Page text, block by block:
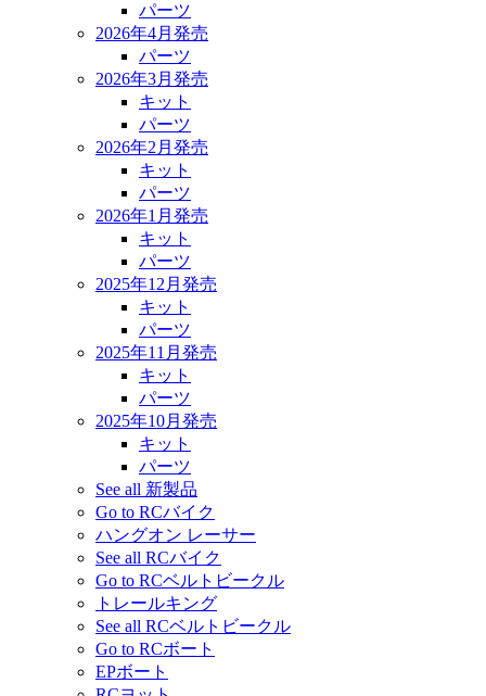
パーツ
2026年4月発売
パーツ
2026年3月発売
キット
パーツ
2026年2月発売
キット
パーツ
2026年1月発売
キット
パーツ
2025年12月発売
キット
パーツ
2025年11月発売
キット
パーツ
2025年10月発売
キット
パーツ
See all 新製品
Go to RCバイク
ハングオン レーサー
See all RCバイク
Go to RCベルトビークル
トレールキング
See all RCベルトビークル
Go to RCボート
EPボート